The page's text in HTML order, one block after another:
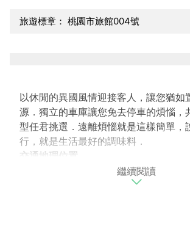
旅遊標章： 桃園市旅館004號
以休閒的異國風情迎接客人，讓您猶如
源．獨立的車庫讓您免去停車的煩惱，
型任君挑選．遠離煩惱就是這樣簡單，
行，就是生活最好的調味料．
交通地理位置
黃金海岸坐落於純樸的草漯地區，距離
車程，鄰近繁忙的觀音工業區，是一個
繼續閱讀